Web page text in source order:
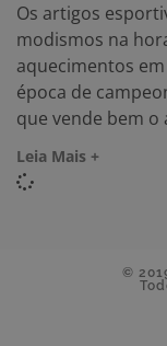
Os artigos
modismos na
aquecimentos
época de
que vende bem o
Leia Mais +
©